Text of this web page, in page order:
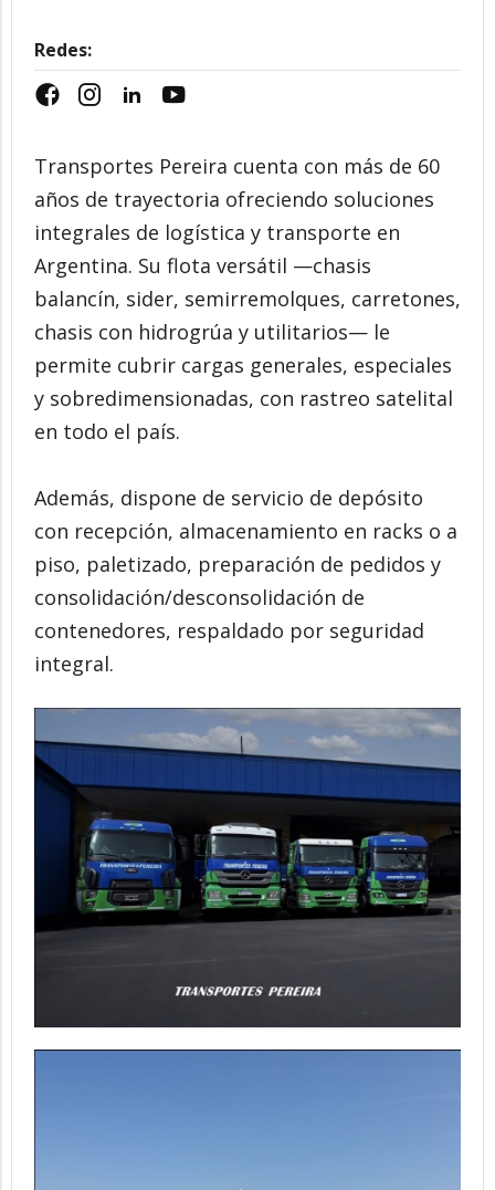
Redes:
Transportes Pereira cuenta con más de 60
años de trayectoria ofreciendo soluciones
integrales de logística y transporte en
Argentina. Su flota versátil —chasis
balancín, sider, semirremolques, carretones,
chasis con hidrogrúa y utilitarios— le
permite cubrir cargas generales, especiales
y sobredimensionadas, con rastreo satelital
en todo el país.
Además, dispone de servicio de depósito
con recepción, almacenamiento en racks o a
piso, paletizado, preparación de pedidos y
consolidación/desconsolidación de
contenedores, respaldado por seguridad
integral.